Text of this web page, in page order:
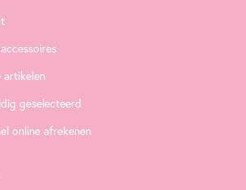
artikelen
geselecteerd
online afrekenen